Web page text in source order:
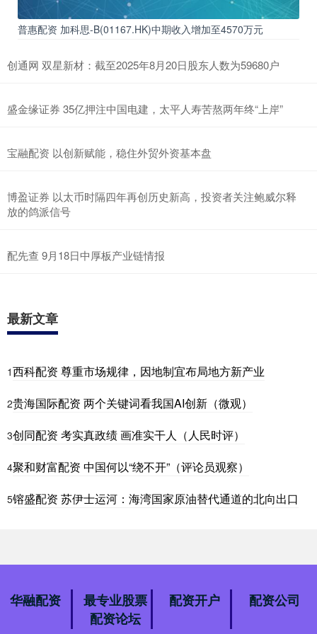
普惠配资 加科思-B(01167.HK)中期收入增加至4570万元
创通网 双星新材：截至2025年8月20日股东人数为59680户
盛金缘证券 35亿押注中国电建，太平人寿苦熬两年终“上岸”
宝融配资 以创新赋能，稳住外贸外资基本盘
博盈证券 以太币时隔四年再创历史新高，投资者关注鲍威尔释
放的鸽派信号
配先查 9月18日中厚板产业链情报
最新文章
1西科配资 尊重市场规律，因地制宜布局地方新产业
2贵海国际配资 两个关键词看我国AI创新（微观）
3创同配资 考实真政绩 画准实干人（人民时评）
4聚和财富配资 中国何以“绕不开”（评论员观察）
5镕盛配资 苏伊士运河：海湾国家原油替代通道的北向出口
华融配资
最专业股票
配资论坛
配资开户 配资公司